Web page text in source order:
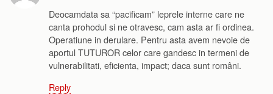
Deocamdata sa “pacificam” leprele interne care ne
canta prohodul si ne otravesc, cam asta ar fi ordinea.
Operatiune in derulare. Pentru asta avem nevoie de
aportul TUTUROR celor care gandesc in termeni de
vulnerabilitati, eficienta, impact; daca sunt români.
Reply